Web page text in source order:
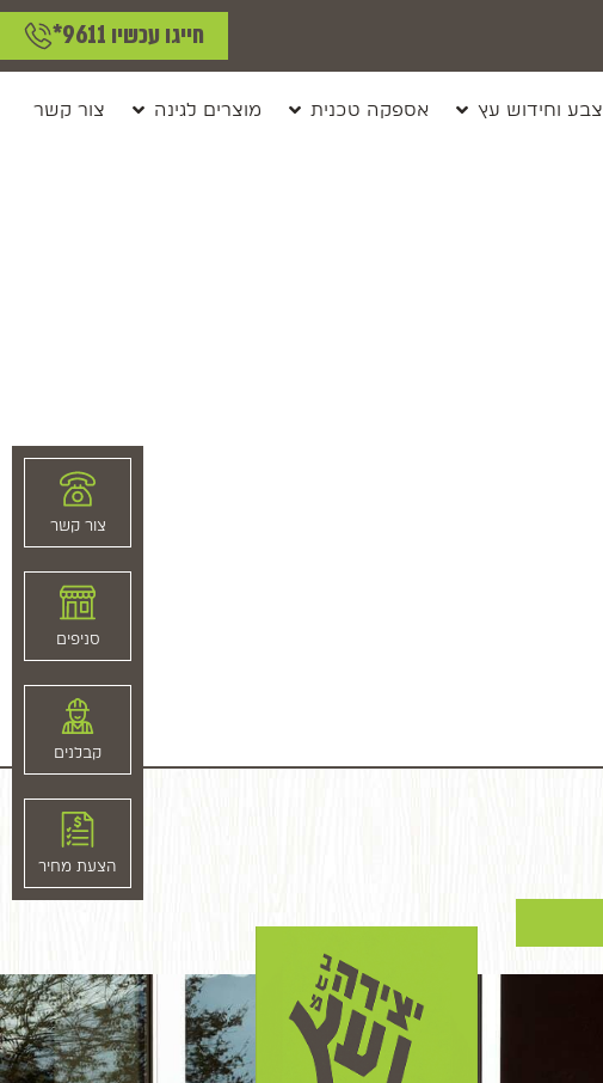
חייגו עכשיו 9611*
צבע וחידוש עץ אספקה טכנית מוצרים לגינה צור קשר
צור קשר
סניפים
קבלנים
הצעת מחיר